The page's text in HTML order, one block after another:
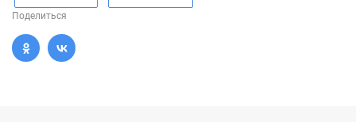
Поделиться